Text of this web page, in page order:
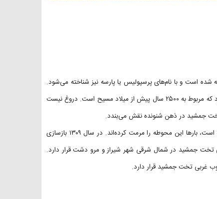
است و با نام‌های پرسپولیس یا پارسه نیز شناخته می‌شود.
این بنا یکی از مهم‌ترین اسناد فرهنگی است که دلالت در تمدن کهن ایرانیان دارد که مربوط به ۲۵۰۰ سال پیش از میلاد مسیح است. دروغ نیست
تخت جمشید در ذهن شنونده نقش می‌بندد.
در سال‌های اخیر به‌دلیل آسیب‌های زیادی که به بناهای تخت جمشید وارد شده است، بارها این محوطه را مرمت کرده‌اند. در سال‌ ۱۳۰۹ بازسازی
تخت جمشید در شمال شرقی شهر شیراز و مرو دشت قرار دارد.